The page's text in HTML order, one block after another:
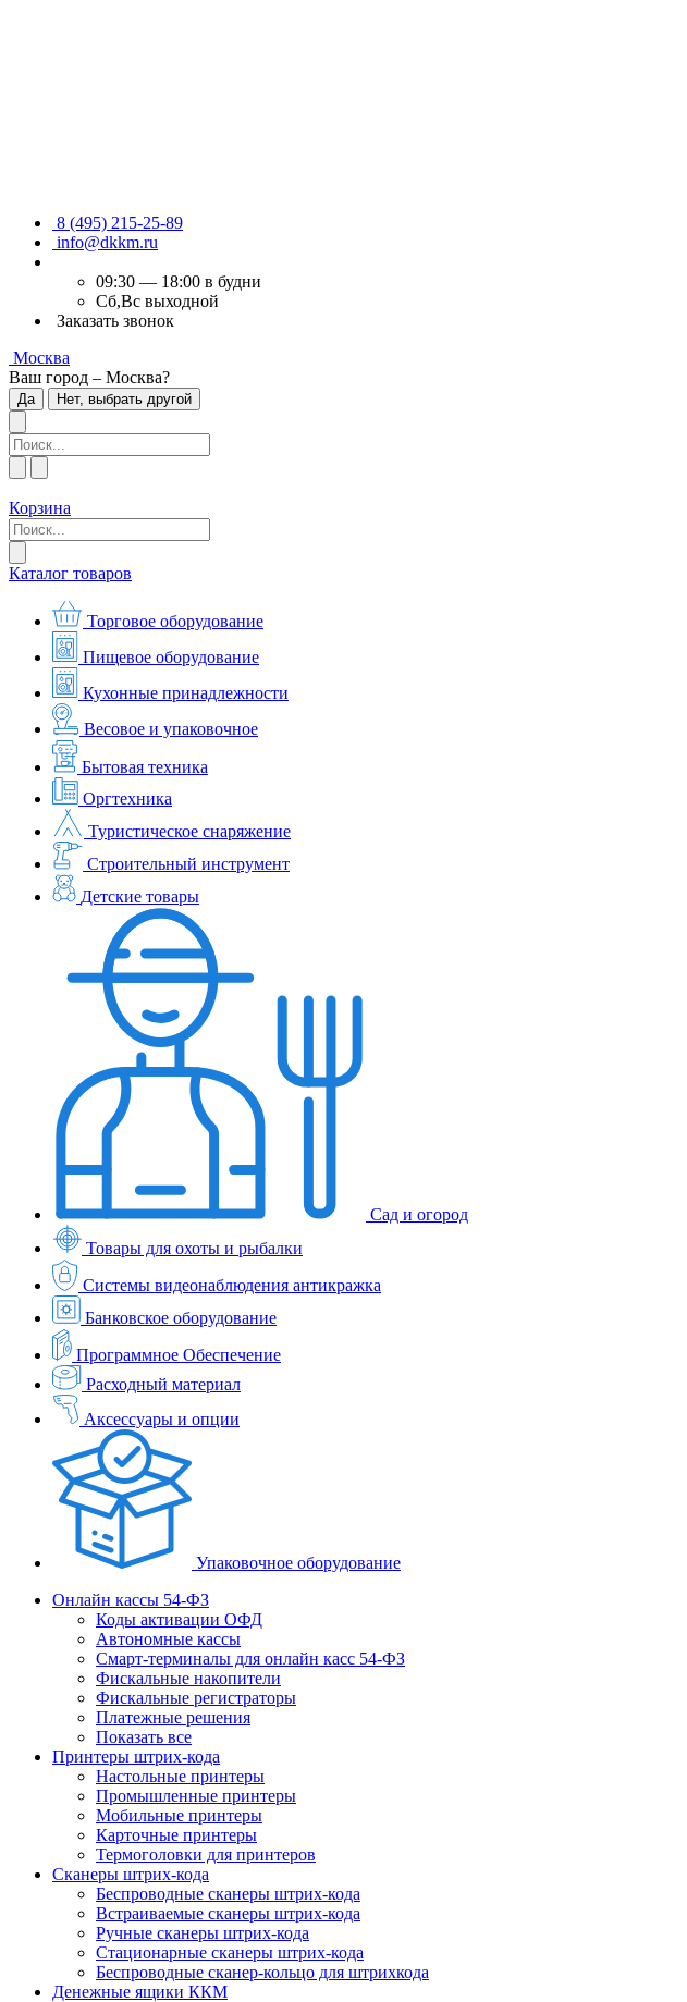
8 (495) 215-25-89
info@dkkm.ru
09:30 — 18:00 в будни
Сб,Вс выходной
Заказать звонок
Москва
Ваш город – Москва?
Да Нет, выбрать другой
Корзина
Каталог товаров
Торговое оборудование
Пищевое оборудование
Кухонные принадлежности
Весовое и упаковочное
Бытовая техника
Оргтехника
Туристическое снаряжение
Строительный инструмент
Детские товары
Сад и огород
Товары для охоты и рыбалки
Системы видеонаблюдения антикражка
Банковское оборудование
Программное Обеспечение
Расходный материал
Аксессуары и опции
Упаковочное оборудование
Онлайн кассы 54-ФЗ
Коды активации ОФД
Автономные кассы
Смарт-терминалы для онлайн касс 54-ФЗ
Фискальные накопители
Фискальные регистраторы
Платежные решения
Показать все
Принтеры штрих-кода
Настольные принтеры
Промышленные принтеры
Мобильные принтеры
Карточные принтеры
Термоголовки для принтеров
Сканеры штрих-кода
Беспроводные сканеры штрих-кода
Встраиваемые сканеры штрих-кода
Ручные сканеры штрих-кода
Стационарные сканеры штрих-кода
Беспроводные сканер-кольцо для штрихкода
Денежные ящики ККМ